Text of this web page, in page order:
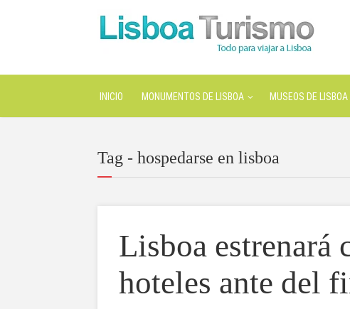
INICIO MONUMENTOS DE LISBOA MUSEOS DE LISBOA
Tag - hospedarse en lisboa
Lisboa estrenará
hoteles ante del